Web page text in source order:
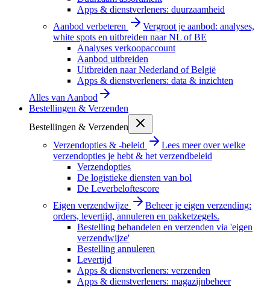
Apps & dienstverleners: duurzaamheid
Aanbod verbeteren
Vergroot je aanbod: analyses,
white spots en uitbreiden naar NL of BE
Analyses verkoopaccount
Aanbod uitbreiden
Uitbreiden naar Nederland of België
Apps & dienstverleners: data & inzichten
Alles van Aanbod
Bestellingen & Verzenden
Bestellingen & Verzenden
Verzendopties & -beleid
Lees meer over welke
verzendopties je hebt & het verzendbeleid
Verzendopties
De logistieke diensten van bol
De Leverbeloftescore
Eigen verzendwijze
Beheer je eigen verzending:
orders, levertijd, annuleren en pakketzegels.
Bestelling behandelen en verzenden via 'eigen
verzendwijze'
Bestelling annuleren
Levertijd
Apps & dienstverleners: verzenden
Apps & dienstverleners: magazijnbeheer